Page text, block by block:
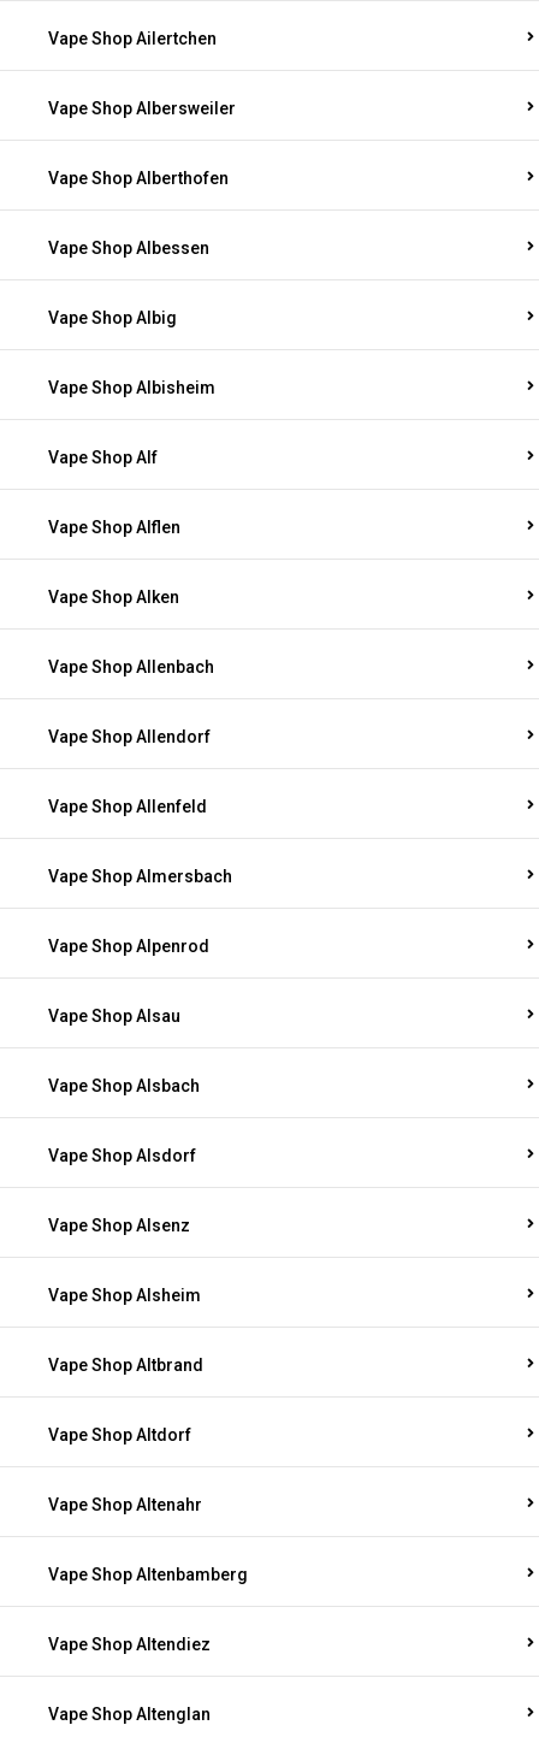
Vape Shop Ailertchen
Vape Shop Albersweiler
Vape Shop Alberthofen
Vape Shop Albessen
Vape Shop Albig
Vape Shop Albisheim
Vape Shop Alf
Vape Shop Alflen
Vape Shop Alken
Vape Shop Allenbach
Vape Shop Allendorf
Vape Shop Allenfeld
Vape Shop Almersbach
Vape Shop Alpenrod
Vape Shop Alsau
Vape Shop Alsbach
Vape Shop Alsdorf
Vape Shop Alsenz
Vape Shop Alsheim
Vape Shop Altbrand
Vape Shop Altdorf
Vape Shop Altenahr
Vape Shop Altenbamberg
Vape Shop Altendiez
Vape Shop Altenglan